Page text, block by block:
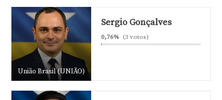
União Brasil (UNIÃO)
Sergio Gonçalves
0,76% (3 votos)